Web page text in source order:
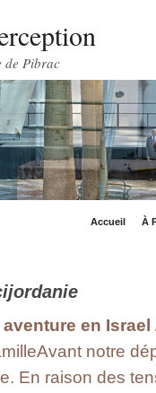
de Pibrac
Accueil À
en Israel
notre
En raison des